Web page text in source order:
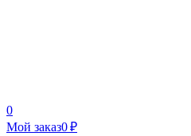
0
Мой заказ0 ₽